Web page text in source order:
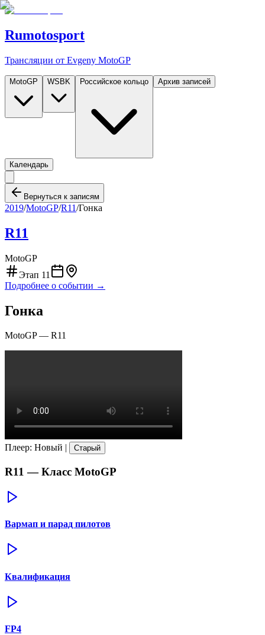
Rumotosport
Трансляции от Evgeny MotoGP
MotoGP WSBK Российское кольцо Архив записей
Календарь
Вернуться к записям
2019/MotoGP/R11/Гонка
R11
MotoGP
Этап 11
Подробнее о событии →
Гонка
MotoGP— R11
Плеер: Новый | Старый
R11 — Класс MotoGP
Вармап и парад пилотов
Квалификация
FP4